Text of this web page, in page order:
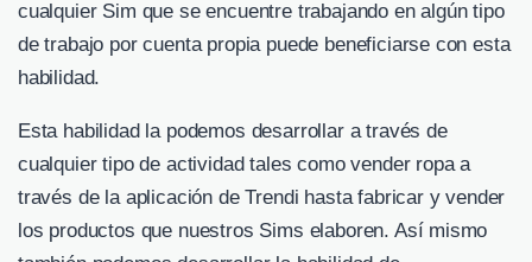
cualquier Sim que se encuentre trabajando en algún tipo
de trabajo por cuenta propia puede beneficiarse con esta
habilidad.
Esta habilidad la podemos desarrollar a través de
cualquier tipo de actividad tales como vender ropa a
través de la aplicación de Trendi hasta fabricar y vender
los productos que nuestros Sims elaboren. Así mismo